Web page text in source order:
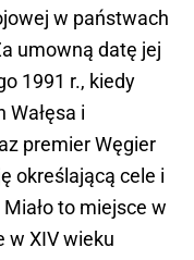
w państwach
umowną datę jej
1991 r., kiedy
i
premier Węgier
określającą cele i
to miejsce w
w XIV wieku